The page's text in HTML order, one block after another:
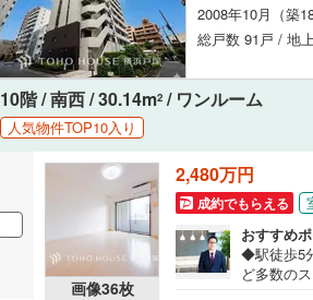
2008年10月（築18
総戸数 91戸 / 地
10階 / 南西 / 30.14m2 / ワンルーム
人気物件TOP10入り
画像36枚
2,480万円
成約でもらえる
おすすめ
◆駅徒歩5
ど多数の